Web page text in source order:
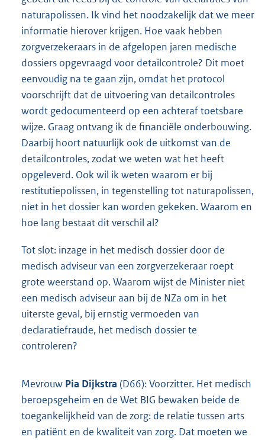
naturapolissen. Ik vind het noodzakelijk dat we meer
informatie hierover krijgen. Hoe vaak hebben
zorgverzekeraars in de afgelopen jaren medische
dossiers opgevraagd voor detailcontrole? Dit moet
eenvoudig na te gaan zijn, omdat het protocol
voorschrijft dat de uitvoering van detailcontroles
wordt gedocumenteerd op een achteraf toetsbare
wijze. Graag ontvang ik de financiële onderbouwing.
Daarbij hoort natuurlijk ook de uitkomst van de
detailcontroles, zodat we weten wat het heeft
opgeleverd. Ook wil ik weten waarom er bij
restitutiepolissen, in tegenstelling tot naturapolissen,
niet in het dossier kan worden gekeken. Waarom en
hoe lang bestaat dit verschil al?
Tot slot: inzage in het medisch dossier door de
medisch adviseur van een zorgverzekeraar roept
grote weerstand op. Waarom wijst de Minister niet
een medisch adviseur aan bij de NZa om in het
uiterste geval, bij ernstig vermoeden van
declaratiefraude, het medisch dossier te
controleren?
Mevrouw Pia Dijkstra (D66): Voorzitter. Het medisch
beroepsgeheim en de Wet BIG bewaken beide de
toegankelijkheid van de zorg: de relatie tussen arts
en patiënt en de kwaliteit van zorg. Dat moeten we